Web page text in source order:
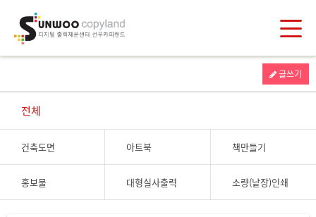
글쓰기
전체
건축도면 아트북 책만들기
홍보물 대형실사출력 소량(낱장)인쇄